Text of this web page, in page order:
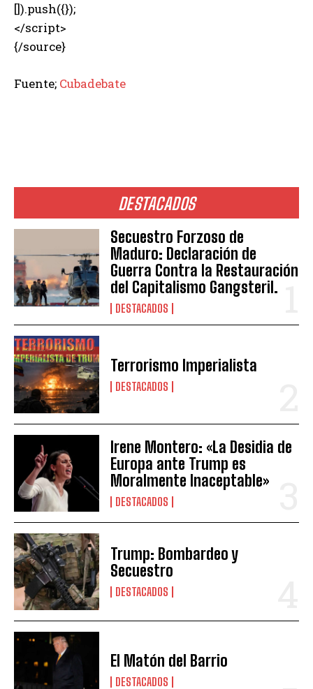
DESTACADOS
Secuestro Forzoso de
Maduro: Declaración de
Guerra Contra la Restauración
del Capitalismo Gangsteril.
DESTACADOS
Terrorismo Imperialista
DESTACADOS
Irene Montero: «La Desidia de
Europa ante Trump es
Moralmente Inaceptable»
DESTACADOS
Trump: Bombardeo y
Secuestro
DESTACADOS
El Matón del Barrio
DESTACADOS
[]).push({});
</script>
{/source}
Fuente; Cubadebate